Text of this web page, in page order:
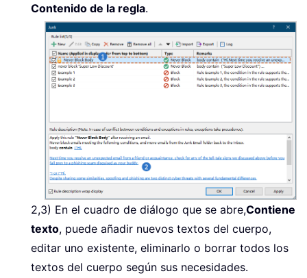
Contenido de la regla.
2,3) En el cuadro de diálogo que se abre,Contiene
texto, puede añadir nuevos textos del cuerpo,
editar uno existente, eliminarlo o borrar todos los
textos del cuerpo según sus necesidades.